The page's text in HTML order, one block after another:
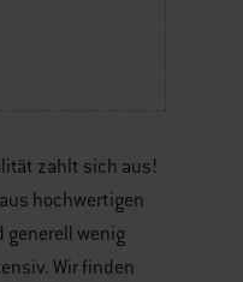
zahlt sich aus!
hochwertigen
generell wenig
Wir finden